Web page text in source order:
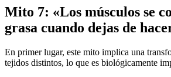
Mito 7: «Los músculos se
grasa cuando dejas de
En primer lugar, este mito implica una
tejidos distintos, lo que es biológicamente